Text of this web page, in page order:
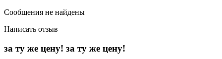
Сообщения не найдены
Написать отзыв
за ту же цену! за ту же цену!